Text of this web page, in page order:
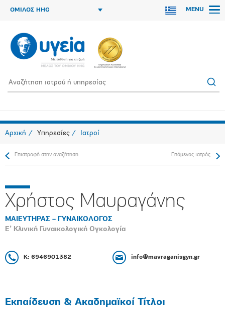
ΟΜΙΛΟΣ HHG MENU
Αρχική Υπηρεσίες Ιατροί
Επιστροφή στην αναζήτηση Επόμενος ιατρός
Χρήστος Μαυραγάνης
ΜΑΙΕΥΤΗΡΑΣ – ΓΥΝΑΙΚΟΛΟΓΟΣ
Ε’ Κλινική Γυναικολογική Ογκολογία
Κ: 6946901382 info@mavraganisgyn.gr
Εκπαίδευση & Ακαδημαϊκοί Τίτλοι